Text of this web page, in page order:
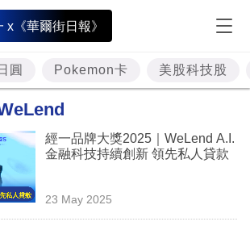
x《華爾街日報》
圓 Pokemon卡 美股科技股
經一品牌大獎2025｜WeLend A.I.
金融科技持續創新 領先私人貸款
23 May 2025